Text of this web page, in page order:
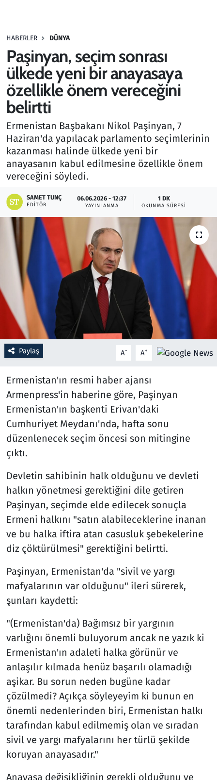
HABERLER DÜNYA
Paşinyan, seçim sonrası
ülkede yeni bir anayasaya
özellikle önem vereceğini
belirtti
Ermenistan Başbakanı Nikol Paşinyan, 7
Haziran'da yapılacak parlamento seçimlerinin
kazanması halinde ülkede yeni bir
anayasanın kabul edilmesine özellikle önem
vereceğini söyledi.
SAMET TUNÇ
EDITÖR
06.06.2026 - 12:37
YAYINLANMA
1 DK
OKUNMA SÜRESI
Paylaş A- A+
Ermenistan'ın resmi haber ajansı
Armenpress'in haberine göre, Paşinyan
Ermenistan'ın başkenti Erivan'daki
Cumhuriyet Meydanı'nda, hafta sonu
düzenlenecek seçim öncesi son mitingine
çıktı.
Devletin sahibinin halk olduğunu ve devleti
halkın yönetmesi gerektiğini dile getiren
Paşinyan, seçimde elde edilecek sonuçla
Ermeni halkını "satın alabileceklerine inanan
ve bu halka iftira atan casusluk şebekelerine
diz çöktürülmesi" gerektiğini belirtti.
Paşinyan, Ermenistan'da "sivil ve yargı
mafyalarının var olduğunu" ileri sürerek,
şunları kaydetti:
"(Ermenistan'da) Bağımsız bir yargının
varlığını önemli buluyorum ancak ne yazık ki
Ermenistan'ın adaleti halka görünür ve
anlaşılır kılmada henüz başarılı olamadığı
aşikar. Bu sorun neden bugüne kadar
çözülmedi? Açıkça söyleyeyim ki bunun en
önemli nedenlerinden biri, Ermenistan halkı
tarafından kabul edilmemiş olan ve sıradan
sivil ve yargı mafyalarını her türlü şekilde
koruyan anayasadır."
Anayasa değişikliğinin gerekli olduğunu ve
Haber
Kültür Sanat
Kurumsal Haberler
Lezzet Durağı
Memur ve Kamu
Otomobil
Ramazan
Resmi İlanlar
Rüya Tabirleri
Sağlık
Savunma Sanayi
Seçim 2023
Teknoloji ve Bilim
Televizyon